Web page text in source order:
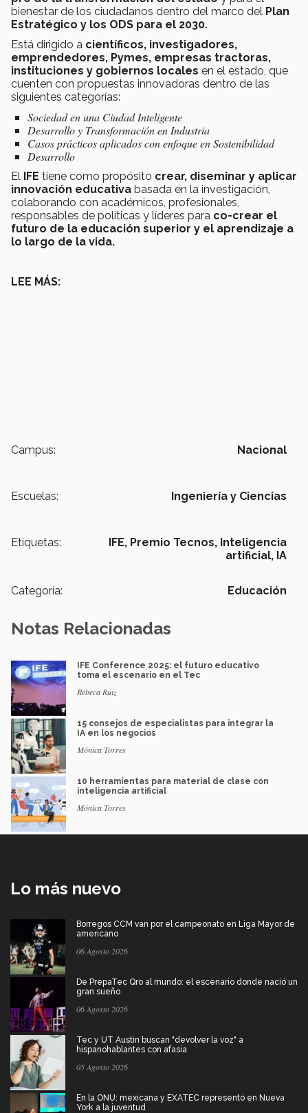
bienestar de los ciudadanos dentro del marco del Plan
Estratégico y los ODS para el 2030.
Está dirigido a científicos, investigadores,
emprendedores, Pymes, empresas tractoras,
instituciones y gobiernos locales en el estado, que
cuenten con propuestas innovadoras dentro de las
siguientes categorías:
Sociedad en una Ciudad Inteligente
Desarrollo y Transformación en Industria
Casos prácticos aplicados con enfoque en Sostenibilidad
Desarrollo
El IFE tiene como propósito crear, diseminar y aplicar
innovación educativa basada en la investigación,
colaborando con académicos, profesionales,
responsables de políticas y líderes para co-crear el
futuro de la educación superior y el aprendizaje a
lo largo de la vida.
LEE MÁS:
Campus: Nacional
Escuelas: Ingeniería y Ciencias
Etiquetas: IFE, Premio Tecnos, Inteligencia
artificial, IA
Categoría: Educación
Notas Relacionadas
IFE Conference 2025: el futuro educativo
toma el escenario en el Tec
Rebeca Ruiz
15 consejos de especialistas para integrar la
IA en los negocios
Mónica Torres
10 herramientas para material de clase con
inteligencia artificial
Mónica Torres
Lo más nuevo
Borregos CCM van por el campeonato en Liga Mayor de
americano
06 Agosto 2026
De PrepaTec Qro al mundo: el escenario donde nació un
gran sueño
06 Agosto 2026
Tec y UT Austin buscan "devolver la voz" a
hispanohablantes con afasia
05 Agosto 2026
En la ONU: mexicana y EXATEC representó en Nueva
York a la juventud